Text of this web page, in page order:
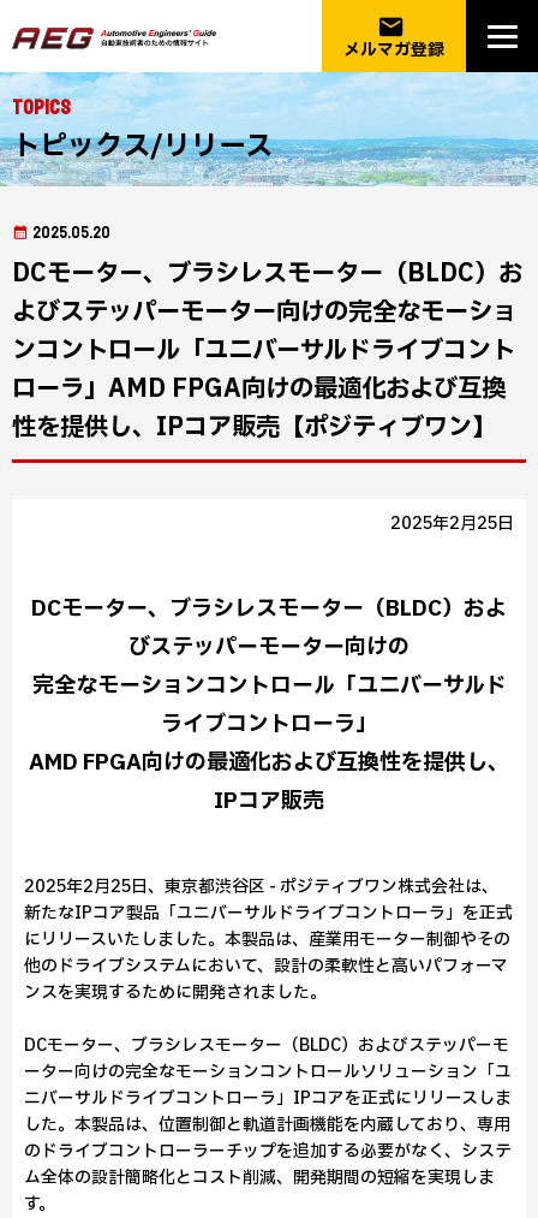
email
メルマガ登録
Topics
トピックス/リリース
2025.05.20
DCモーター、ブラシレスモーター（BLDC）お
よびステッパーモーター向けの完全なモーショ
ンコントロール「ユニバーサルドライブコント
ローラ」AMD FPGA向けの最適化および互換
性を提供し、IPコア販売【ポジティブワン】
2025年2月25日
DCモーター、ブラシレスモーター（BLDC）およ
びステッパーモーター向けの
完全なモーションコントロール「ユニバーサルド
ライブコントローラ」
AMD FPGA向けの最適化および互換性を提供し、
IPコア販売
2025年2月25日、東京都渋谷区 - ポジティブワン株式会社は、
新たなIPコア製品「ユニバーサルドライブコントローラ」を正式
にリリースいたしました。本製品は、産業用モーター制御やその
他のドライブシステムにおいて、設計の柔軟性と高いパフォーマ
ンスを実現するために開発されました。
DCモーター、ブラシレスモーター（BLDC）およびステッパーモ
ーター向けの完全なモーションコントロールソリューション「ユ
ニバーサルドライブコントローラ」IPコアを正式にリリースしま
した。本製品は、位置制御と軌道計画機能を内蔵しており、専用
のドライブコントローラーチップを追加する必要がなく、システ
ム全体の設計簡略化とコスト削減、開発期間の短縮を実現しま
す。